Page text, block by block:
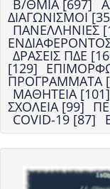
Β/ΘΜΙΑ [697]
ΔΙΑΓΩΝΙΣΜΟΙ
ΠΑΝΕΛΛΗΝΙΕΣ
ΔΡΑΣΕΙΣ ΠΔΕ
[129]
ΠΡΟΓΡΑΜΜΑΤΑ
ΜΑΘΗΤΕΙΑ [101]
ΣΧΟΛΕΙΑ [99]
COVID-19 [87]